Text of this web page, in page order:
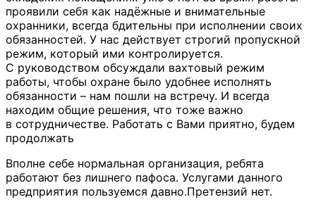
проявили себя как надёжные и внимательные
охранники, всегда бдительны при исполнении своих
обязанностей. У нас действует строгий пропускной
режим, который ими контролируется.
С руководством обсуждали вахтовый режим
работы, чтобы охране было удобнее исполнять
обязанности – нам пошли на встречу. И всегда
находим общие решения, что тоже важно
в сотрудничестве. Работать с Вами приятно, будем
продолжать
Вполне себе нормальная организация, ребята
работают без лишнего пафоса. Услугами данного
предприятия пользуемся давно.Претензий нет.